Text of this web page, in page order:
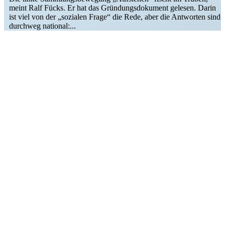
meint Ralf Fücks. Er hat das Gründungs­do­kument gelesen. Darin
ist viel von der „sozialen Frage“ die Rede, aber die Antworten sind
durchweg national:...